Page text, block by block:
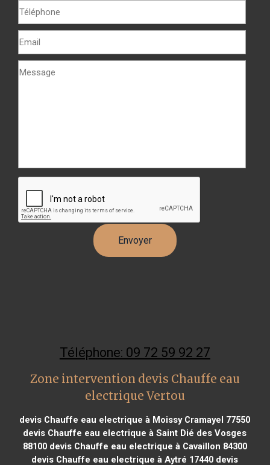
Téléphone: 09 72 59 92 27
Zone intervention devis Chauffe eau
electrique Vertou
devis Chauffe eau electrique à Moissy Cramayel 77550
devis Chauffe eau electrique à Saint Dié des Vosges
88100devis Chauffe eau electrique à Cavaillon 84300
devis Chauffe eau electrique à Aytré 17440 devis